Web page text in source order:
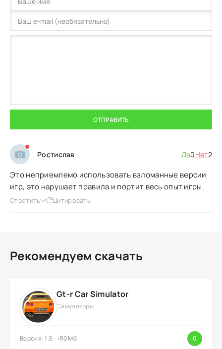
ОТПРАВИТЬ
Ростислав Да0Нет2
Это неприемлемо использовать взломанные версии
игр, это нарушает правила и портит весь опыт игры.
Ответить Цитировать
Рекомендуем скачать
Gt-r Car Simulator
Симуляторы
Версия: 1.5 90 Мб 0